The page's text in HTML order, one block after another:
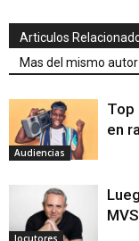
Articulos
Mas del mismo autor
Audiencias
Top
en
locutores